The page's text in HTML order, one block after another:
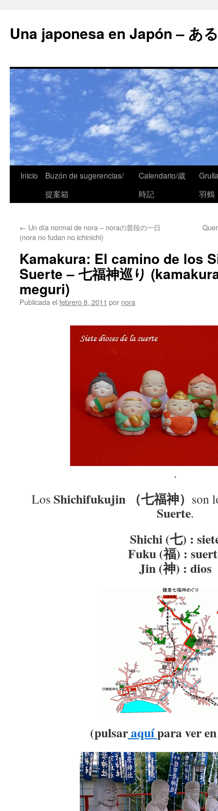
Una japonesa en Japón – あ
Inicio
Buzón de sugerencias/
提案箱
Calendario/歳
時記
羽鶴
← Un día normal de nora – noraの普段の一日
(nora no fudan no ichinichi)
Kamakura: El camino de los
Suerte – 七福神巡り
meguri)
Publicada el febrero 8, 2011 por nora
.
Los Shichifukujin （七福神） son
Suerte.
Shichi (七) :
Fuku (福) :
Jin (神) : dios
(pulsaraquípara ver